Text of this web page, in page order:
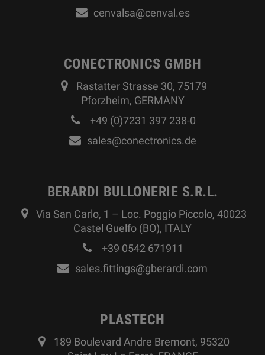
cenvalsa@cenval.es
CONECTRONICS GMBH
Rastatter Strasse 30, 75179
Pforzheim, GERMANY
+49 (0)7231 397 238-0
sales@conectronics.de
BERARDI BULLONERIE S.R.L.
Via San Carlo, 1 – Loc. Poggio Piccolo, 40023
Castel Guelfo (BO), ITALY
+39 0542 671911
sales.fittings@gberardi.com
PLASTECH
189 Boulevard Andre Bremont, 95320